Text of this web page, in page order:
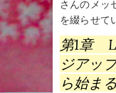
さんのメッ
を綴らせて
第1章
ジアッ
ら始まる